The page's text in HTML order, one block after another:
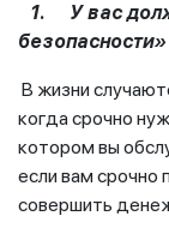
1.
У вас
безопасности»
В жизни
когда срочно
котором вы
если вам срочно
совершить